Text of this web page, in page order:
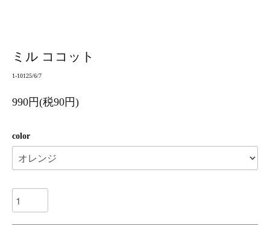
ミル ココット
1-10125/6/7
990円(税90円)
color